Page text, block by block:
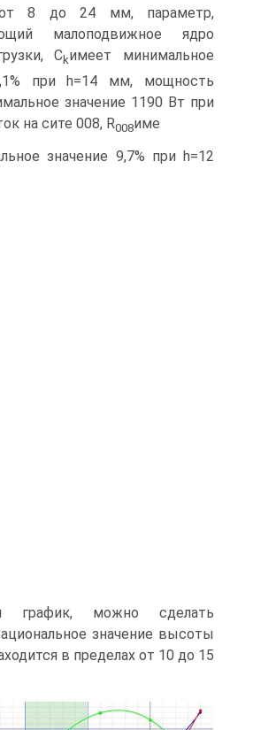
от 8 до 24 мм, параметр,
малоподвижное ядро
Ckимеет минимальное
при h=14 мм, мощность
значение 1190 Вт при
на сите 008, R008име­
значение 9,7% при h=12
график, можно сделать
значение высоты
в пределах от 10 до 15